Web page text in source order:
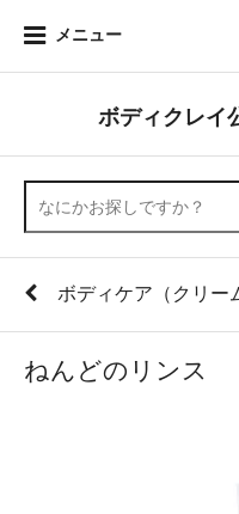
メニュー
ボディクレイ
ボディケア（クリー
ねんどのリンス